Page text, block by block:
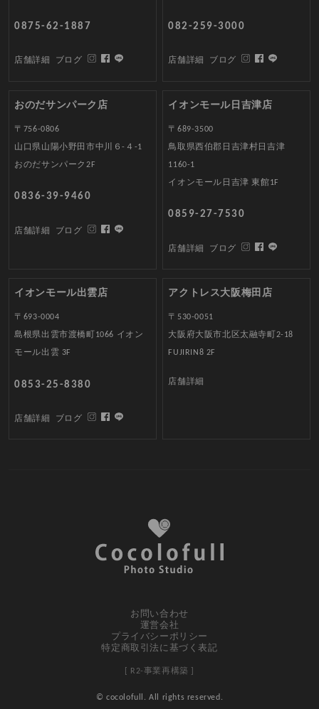
0875-62-1887
店舗詳細 ブログ
082-259-3000
店舗詳細 ブログ
おのだサンパーク店
〒756-0806
山口県山陽小野田市中川６-４-1
おのだサンパーク2F
0836-39-9460
店舗詳細 ブログ
イオンモール日吉津店
〒689-3500
鳥取県西伯郡日吉津村日吉津
1160-1
イオンモール日吉津 東館1F
0859-27-7530
店舗詳細 ブログ
イオンモール出雲店
〒693-0004
島根県出雲市渡橋町1066 イオン
モール出雲 3F
0853-25-8380
店舗詳細 ブログ
アクトレス大阪梅田店
〒530-0051
大阪府大阪市北区太融寺町2-18
FUJIRIN8 2F
店舗詳細
お問い合わせ
運営会社
プライバシーポリシー
特定商取引法に基づく表記
[ R2-事業再構築 ]
© cocolofull. All rights reserved.